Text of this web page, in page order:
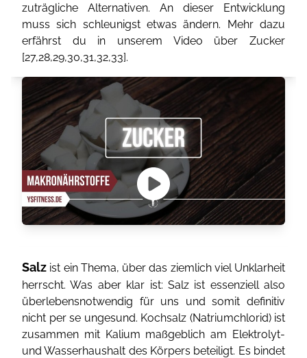
zuträgliche Alternativen. An dieser Entwicklung
muss sich schleunigst etwas ändern. Mehr dazu
erfährst du in unserem Video über Zucker
[27,28,29,30,31,32,33].
Salz ist ein Thema, über das ziemlich viel Unklarheit
herrscht. Was aber klar ist: Salz ist essenziell also
überlebensnotwendig für uns und somit definitiv
nicht per se ungesund. Kochsalz (Natriumchlorid) ist
zusammen mit Kalium maßgeblich am Elektrolyt-
und Wasserhaushalt des Körpers beteiligt. Es bindet